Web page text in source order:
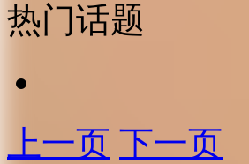
热门话题
上一页 下一页